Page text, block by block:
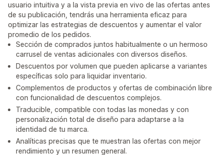
usuario intuitiva y a la vista previa en vivo de las ofertas antes
de su publicación, tendrás una herramienta eficaz para
optimizar las estrategias de descuentos y aumentar el valor
promedio de los pedidos.
Sección de comprados juntos habitualmente o un hermoso
carrusel de ventas adicionales con diversos diseños.
Descuentos por volumen que pueden aplicarse a variantes
específicas solo para liquidar inventario.
Complementos de productos y ofertas de combinación libre
con funcionalidad de descuentos complejos.
Traducible, compatible con todas las monedas y con
personalización total de diseño para adaptarse a la
identidad de tu marca.
Analíticas precisas que te muestran las ofertas con mejor
rendimiento y un resumen general.